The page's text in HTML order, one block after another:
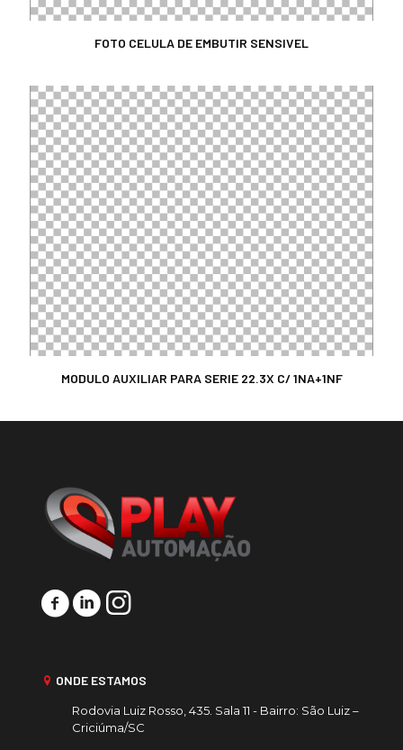
FOTO CELULA DE EMBUTIR SENSIVEL
MODULO AUXILIAR PARA SERIE 22.3X C/ 1NA+1NF
ONDE ESTAMOS
Rodovia Luiz Rosso, 435. Sala 11 - Bairro: São Luiz –
Criciúma/SC